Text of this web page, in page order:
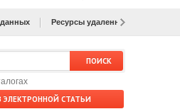
данных Ресурсы удаленного доступа
ЭЛЕКТРОННОЙ СТАТЬИ